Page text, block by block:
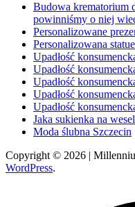
Budowa krematorium
powinniśmy o niej
Personalizowane
Personalizowana
Upadłość
Upadłość
Upadłość
Upadłość
Upadłość
Jaka sukienka na
Moda ślubna Szczecin
Copyright © 2026 |
WordPress.